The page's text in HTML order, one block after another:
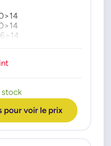
stock
pour voir le prix